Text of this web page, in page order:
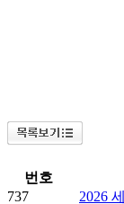
번호
737
2026